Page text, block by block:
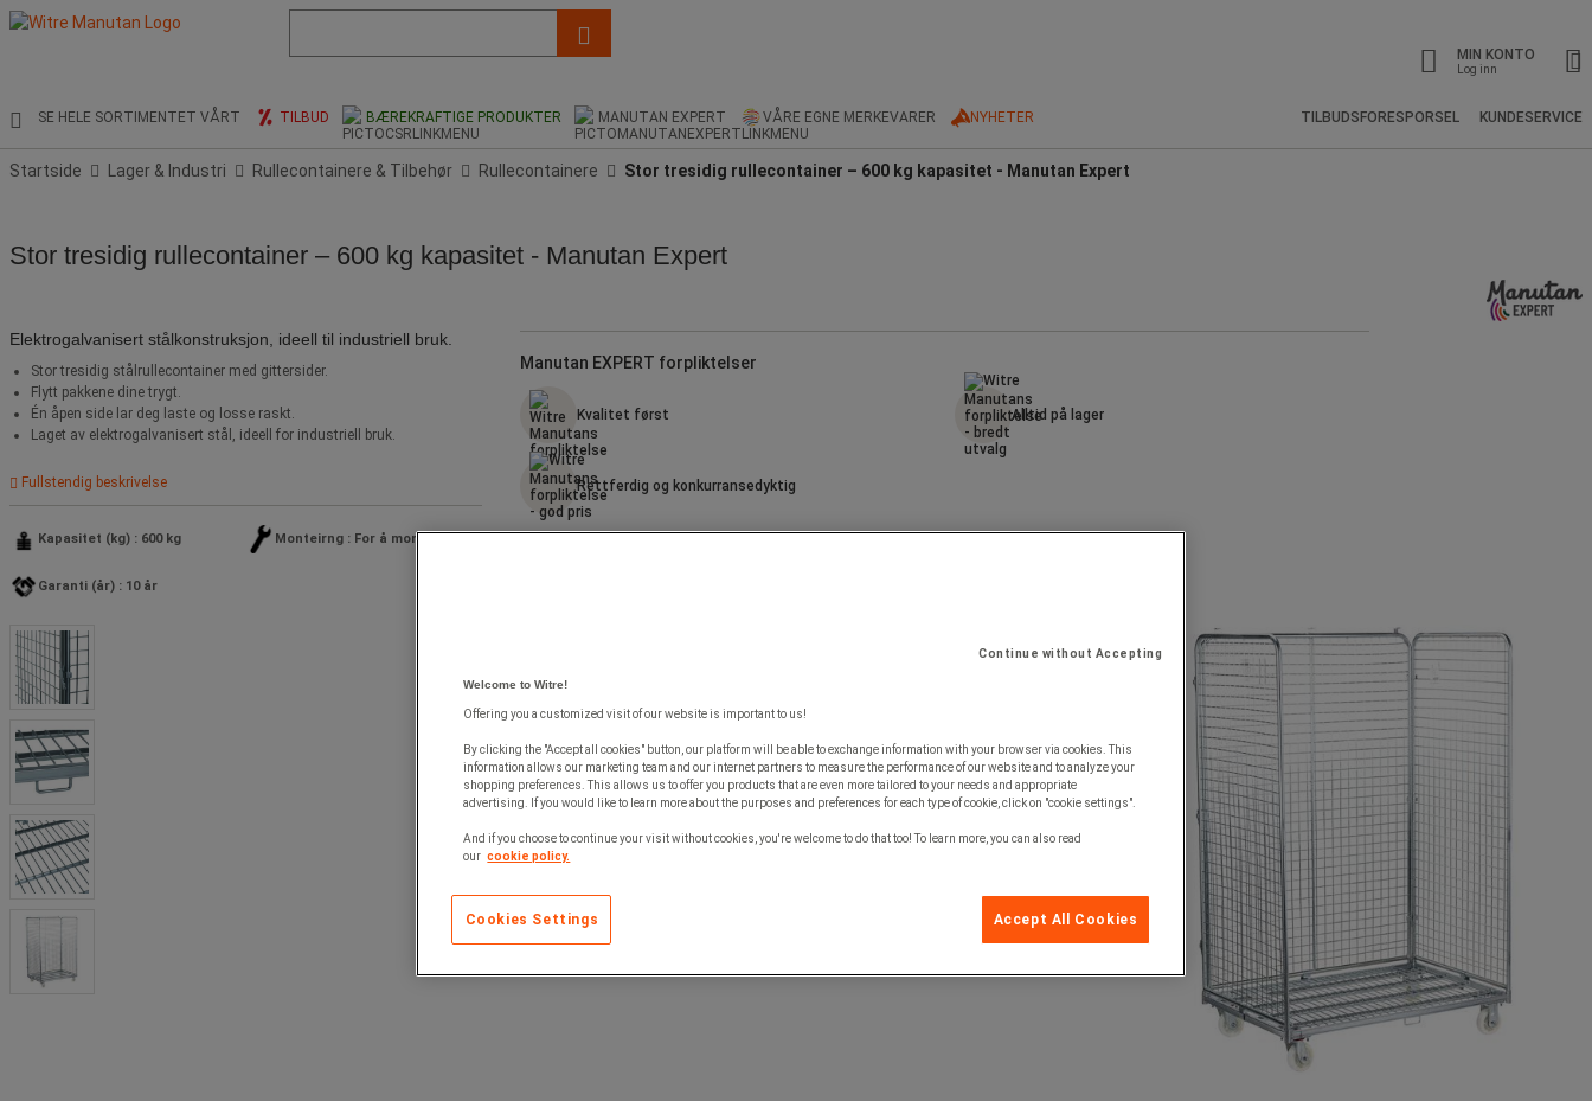
og
søkehistorikk
MIN KONTO
Log inn
SE HELE SORTIMENTET VÅRT TILBUD BÆREKRAFTIGE PRODUKTER MANUTAN EXPERT VÅRE EGNE MERKEVARER NYHETER TILBUDSFORESPORSEL KUNDESERVICE
Startside Lager & Industri Rullecontainere & Tilbehør Rullecontainere Stor tresidig rullecontainer – 600 kg kapasitet - Manutan Expert
Stor tresidig rullecontainer – 600 kg kapasitet - Manutan Expert
Elektrogalvanisert stålkonstruksjon, ideell til industriell bruk.
Stor tresidig stålrullecontainer med gittersider.
Flytt pakkene dine trygt.
Én åpen side lar deg laste og losse raskt.
Laget av elektrogalvanisert stål, ideell for industriell bruk.
Fullstendig beskrivelse
Kapasitet (kg) : 600 kg Monteirng : For å montere
Garanti (år) : 10 år
Manutan EXPERT forpliktelser
Kvalitet først Alltid på lager
Rettferdig og konkurransedyktig
Continue without Accepting
Welcome to Witre!
Offering you a customized visit of our website is important to us!
By clicking the "Accept all cookies" button, our platform will be able to exchange information with your browser via cookies. This
information allows our marketing team and our internet partners to measure the performance of our website and to analyze your
shopping preferences. This allows us to offer you products that are even more tailored to your needs and appropriate
advertising. If you would like to learn more about the purposes and preferences for each type of cookie, click on "cookie settings".
And if you choose to continue your visit without cookies, you're welcome to do that too! To learn more, you can also read
our cookie policy.
Accept All Cookies
Cookies Settings